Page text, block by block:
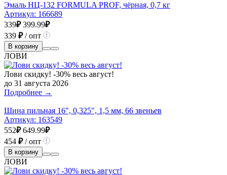
Эмаль НЦ-132 FORMULA PROF, чёрная, 0,7 кг
Артикул: 166689
339₽ 399.99₽
339 ₽/ опт
В корзину
ЛОВИ
Лови скидку! -30% весь август!
до 31 августа 2026
Подробнее →
Шина пильная 16", 0,325", 1,5 мм, 66 звеньев
Артикул: 163549
552₽ 649.99₽
454 ₽/ опт
В корзину
ЛОВИ